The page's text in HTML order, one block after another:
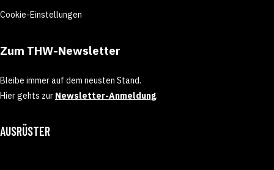
Cookie-Einstellungen
Zum THW-Newsletter
Bleibe immer auf dem neusten Stand.
Hier gehts zur Newsletter-Anmeldung.
AUSRÜSTER